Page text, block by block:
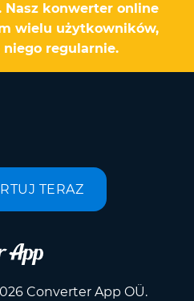
Nasz konwerter online
wielu użytkowników,
regularnie.
TERAZ
Converter App OÜ.